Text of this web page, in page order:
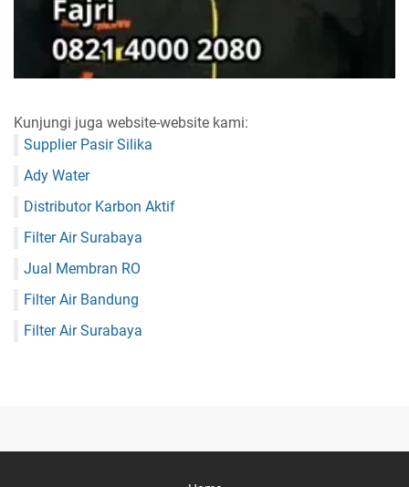
Kunjungi juga website-website kami:
Supplier Pasir Silika
Ady Water
Distributor Karbon Aktif
Filter Air Surabaya
Jual Membran RO
Filter Air Bandung
Filter Air Surabaya